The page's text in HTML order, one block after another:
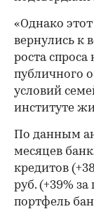
«Однако
вернулись к
роста
публичного
условий
институте
По данным
месяцев
кредитов
руб. (+39%
портфель